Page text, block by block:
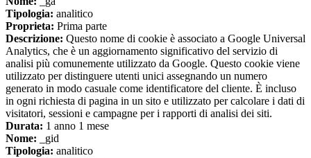
Tipologia: analitico
Proprieta: Prima parte
Descrizione: Questo nome di cookie è associato a Google Universal
Analytics, che è un aggiornamento significativo del servizio di
analisi più comunemente utilizzato da Google. Questo cookie viene
utilizzato per distinguere utenti unici assegnando un numero
generato in modo casuale come identificatore del cliente. È incluso
in ogni richiesta di pagina in un sito e utilizzato per calcolare i dati di
visitatori, sessioni e campagne per i rapporti di analisi dei siti.
Durata: 1 anno 1 mese
Nome: _gid
Tipologia: analitico